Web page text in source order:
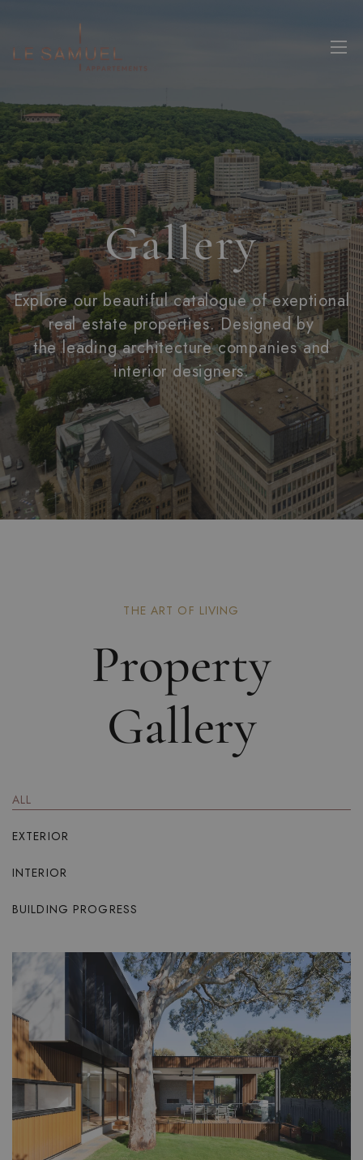
Gallery
Explore our beautiful catalogue of exeptional
real estate properties. Designed by
the leading architecture companies and
interior designers.
THE ART OF LIVING
Property
Gallery
ALL
EXTERIOR
INTERIOR
BUILDING PROGRESS